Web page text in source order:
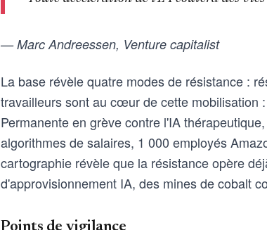
— Marc Andreessen, Venture capitalist
La base révèle quatre modes de résistance :
travailleurs sont au cœur de cette mobilisation
Permanente en grève contre l'IA
algorithmes de salaires, 1 000 employés
cartographie révèle que la résistance opère
d'approvisionnement IA, des mines de cobalt